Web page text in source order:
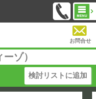
お問合せ
ゾ）
検討リストに追加